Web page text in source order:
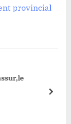
provincial
next